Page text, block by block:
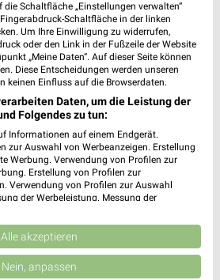
15-17
- 17:00 Uhr | Geschlossen
13
• Angebote: 2 Prospekte
Schaltfläche „Einstellungen verwalten“
Schaltfläche in der linken
Um Ihre Einwilligung zu widerrufen,
oder den Link in der Fußzeile der Website
„Meine Daten“. Auf dieser Seite können
Diese Entscheidungen werden unseren
keinen Einfluss auf die Browserdaten.
Daten, um die Leistung der
Folgendes zu tun:
Informationen auf einem Endgerät.
zur Auswahl von Werbeanzeigen. Erstellung
Werbung. Verwendung von Profilen zur
Erstellung von Profilen zur
Verwendung von Profilen zur Auswahl
der Werbeleistung. Messung der
verschiedenen Quellen. Entwicklung und
reduzierter Daten zur Auswahl
Union weitergegeben und in die
Alle akzeptieren
Nein, anpassen